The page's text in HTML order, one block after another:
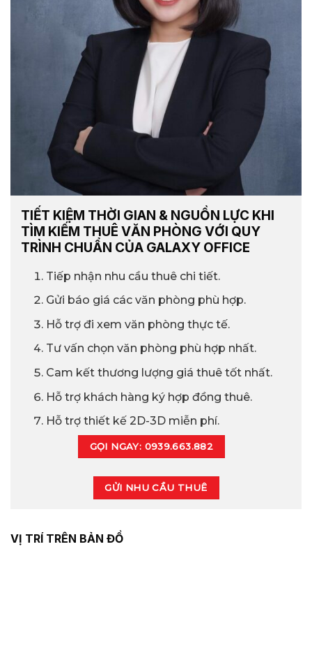
TIẾT KIỆM THỜI GIAN & NGUỒN LỰC KHI
TÌM KIẾM THUÊ VĂN PHÒNG VỚI QUY
TRÌNH CHUẨN CỦA GALAXY OFFICE
Tiếp nhận nhu cầu thuê chi tiết.
Gửi báo giá các văn phòng phù hợp.
Hỗ trợ đi xem văn phòng thực tế.
Tư vấn chọn văn phòng phù hợp nhất.
Cam kết thương lượng giá thuê tốt nhất.
Hỗ trợ khách hàng ký hợp đồng thuê.
Hỗ trợ thiết kế 2D-3D miễn phí.
GỌI NGAY: 0939.663.882
GỬI NHU CẦU THUÊ
VỊ TRÍ TRÊN BẢN ĐỒ